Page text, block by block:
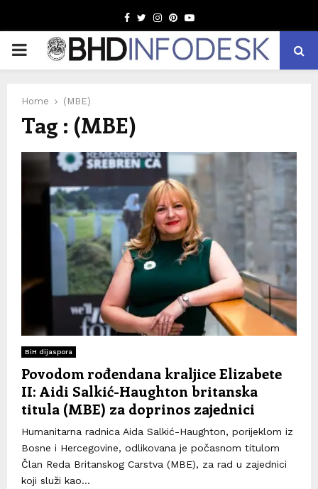
Facebook
TwitterInstagram
Pinterest
Youtube
PRIMARY
Home (MBE)
Tag : (MBE)
BiH dijaspora
Povodom rođendana kraljice Elizabete
II: Aidi Salkić-Haughton britanska
titula (MBE) za doprinos zajednici
Humanitarna radnica Aida Salkić-Haughton, porijeklom iz
Bosne i Hercegovine, odlikovana je počasnom titulom
Član Reda Britanskog Carstva (MBE), za rad u zajednici
koji služi kao...